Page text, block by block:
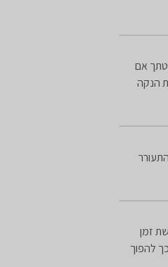
אם
הנקה
זמן
להפוך